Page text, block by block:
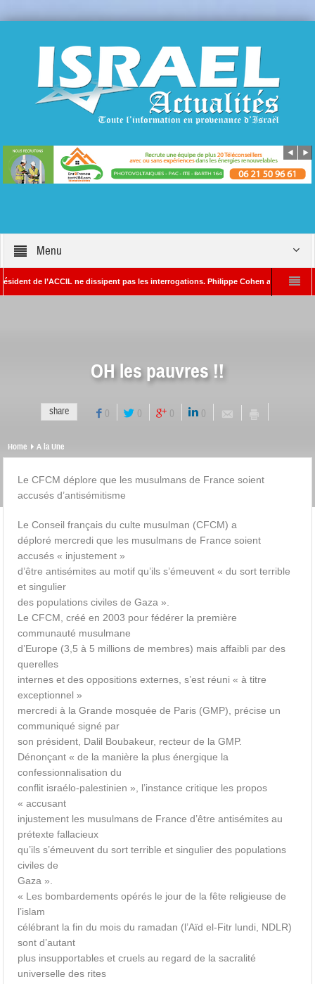
Menu
de l’ACCIL ne dissipent pas les interrogations. Philippe Cohen annonce se
OH les pauvres !!
share 0 0 0 0
Home A la Une
Le CFCM déplore que les musulmans de France soient
accusés d’antisémitisme
Le Conseil français du culte musulman (CFCM) a
déploré mercredi que les musulmans de France soient
accusés « injustement »
d’être antisémites au motif qu’ils s’émeuvent « du sort terrible
et singulier
des populations civiles de Gaza ».
Le CFCM, créé en 2003 pour fédérer la première
communauté musulmane
d’Europe (3,5 à 5 millions de membres) mais affaibli par des
querelles
internes et des oppositions externes, s’est réuni « à titre
exceptionnel »
mercredi à la Grande mosquée de Paris (GMP), précise un
communiqué signé par
son président, Dalil Boubakeur, recteur de la GMP.
Dénonçant « de la manière la plus énergique la
confessionnalisation du
conflit israélo-palestinien », l’instance critique les propos
« accusant
injustement les musulmans de France d’être antisémites au
prétexte fallacieux
qu’ils s’émeuvent du sort terrible et singulier des populations
civiles de
Gaza ».
« Les bombardements opérés le jour de la fête religieuse de
l’islam
célébrant la fin du mois du ramadan (l’Aïd el-Fitr lundi, NDLR)
sont d’autant
plus insupportables et cruels au regard de la sacralité
universelle des rites